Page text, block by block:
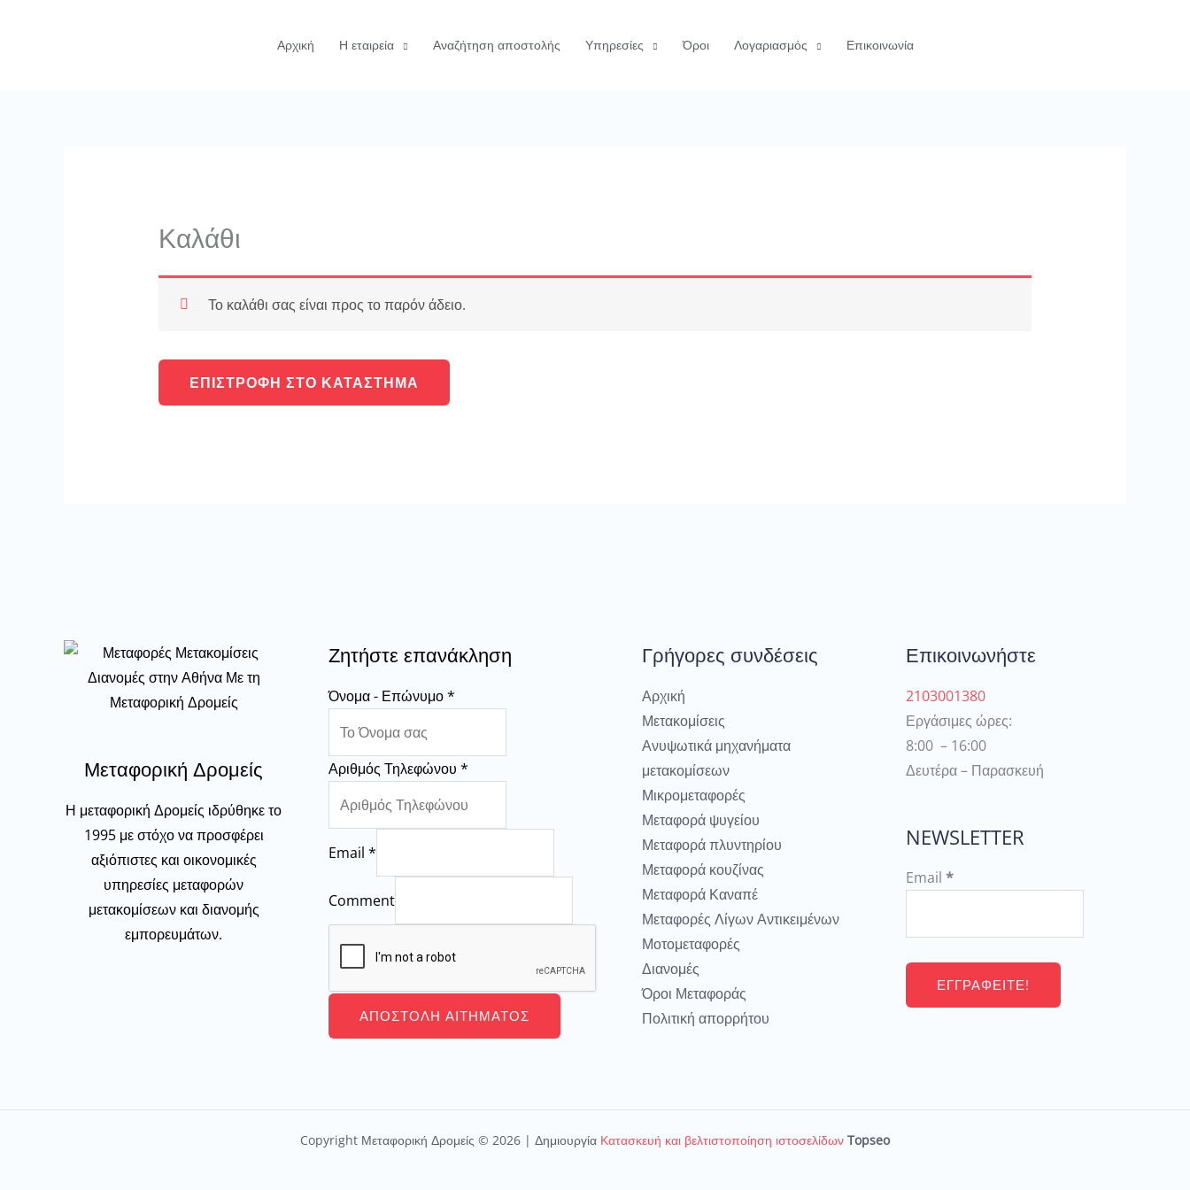
Αρχική Η εταιρεία Αναζήτηση αποστολής Υπηρεσίες Όροι Λογαριασμός Επικοινωνία
Καλάθι
Το καλάθι σας είναι προς το παρόν άδειο.
ΕΠΙΣΤΡΟΦΉ ΣΤΟ ΚΑΤΆΣΤΗΜΑ
Μεταφορική Δρομείς
Η μεταφορική Δρομείς ιδρύθηκε το
1995 με στόχο να προσφέρει
αξιόπιστες και οικονομικές
υπηρεσίες μεταφορών
μετακομίσεων και διανομής
εμπορευμάτων.
Ζητήστε επανάκληση
Όνομα - Επώνυμο*
Αριθμός Τηλεφώνου *
Email *
Comment
ΑΠΟΣΤΟΛΉ ΑΙΤΉΜΑΤΟΣ
Γρήγορες συνδέσεις
Αρχική
Μετακομίσεις
Ανυψωτικά μηχανήματα
μετακομίσεων
Μικρομεταφορές
Μεταφορά ψυγείου
Μεταφορά πλυντηρίου
Μεταφορά κουζίνας
Μεταφορά Καναπέ
Μεταφορές Λίγων Αντικειμένων
Μοτομεταφορές
Διανομές
Όροι Μεταφοράς
Πολιτική απορρήτου
Επικοινωνήστε
2103001380
Εργάσιμες ώρες:
8:00 – 16:00
Δευτέρα – Παρασκευή
NEWSLETTER
Email*
Copyright Μεταφορική Δρομείς © 2026 | Δημιουργία Κατασκευή και βελτιστοποίηση ιστοσελίδων Topseo